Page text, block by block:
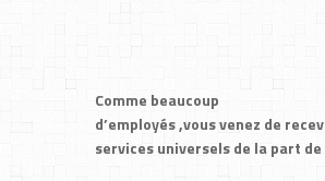
Comme beaucoup
d’employés ,vous venez de
services universels de la part